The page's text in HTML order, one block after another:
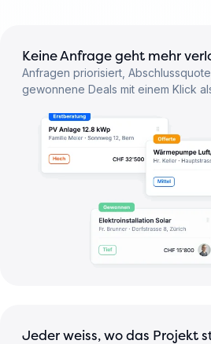
Keine Anfrage geht mehr
Anfragen priorisiert,
gewonnene Deals mit einem Klick
Jeder weiss, wo das Projekt